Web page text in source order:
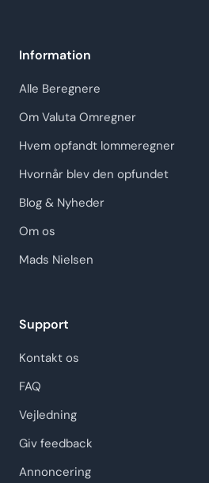
Information
Alle Beregnere
Om Valuta Omregner
Hvem opfandt lommeregner
Hvornår blev den opfundet
Blog & Nyheder
Om os
Mads Nielsen
Support
Kontakt os
FAQ
Vejledning
Giv feedback
Annoncering